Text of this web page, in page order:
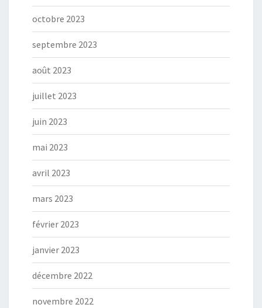
octobre 2023
septembre 2023
août 2023
juillet 2023
juin 2023
mai 2023
avril 2023
mars 2023
février 2023
janvier 2023
décembre 2022
novembre 2022